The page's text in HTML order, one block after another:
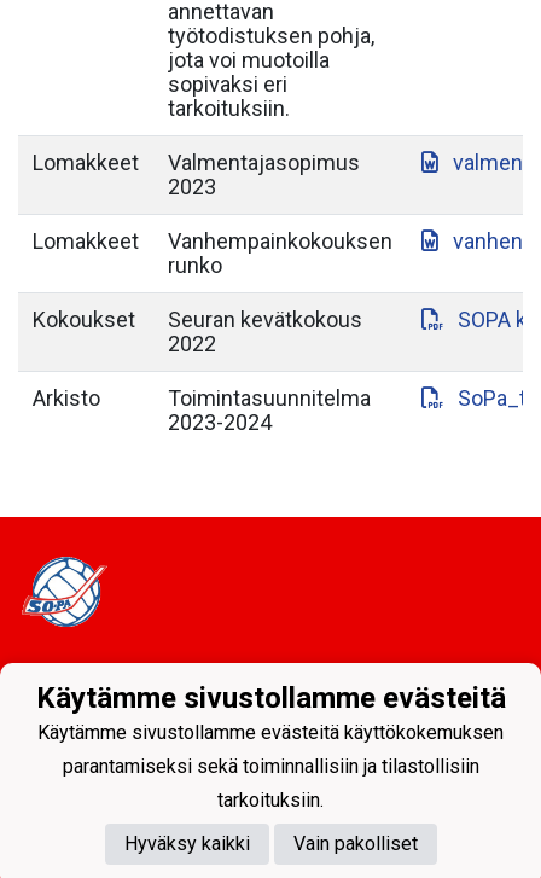
annettavan
työtodistuksen pohja,
jota voi muotoilla
sopivaksi eri
tarkoituksiin.
Lomakkeet
Valmentajasopimus
2023
Lomakkeet
Vanhempainkokouksen
runko
Kokoukset
Seuran kevätkokous
2022
SOPA
Arkisto
Toimintasuunnitelma
2023-2024
Sodankylän Pallo ry - Nuorissa on tulevaisuus
Käytämme sivustollamme evästeitä
Käytämme sivustollamme evästeitä käyttökokemuksen
parantamiseksi sekä toiminnallisiin ja tilastollisiin
tarkoituksiin.
Hyväksy kaikki
Vain pakolliset